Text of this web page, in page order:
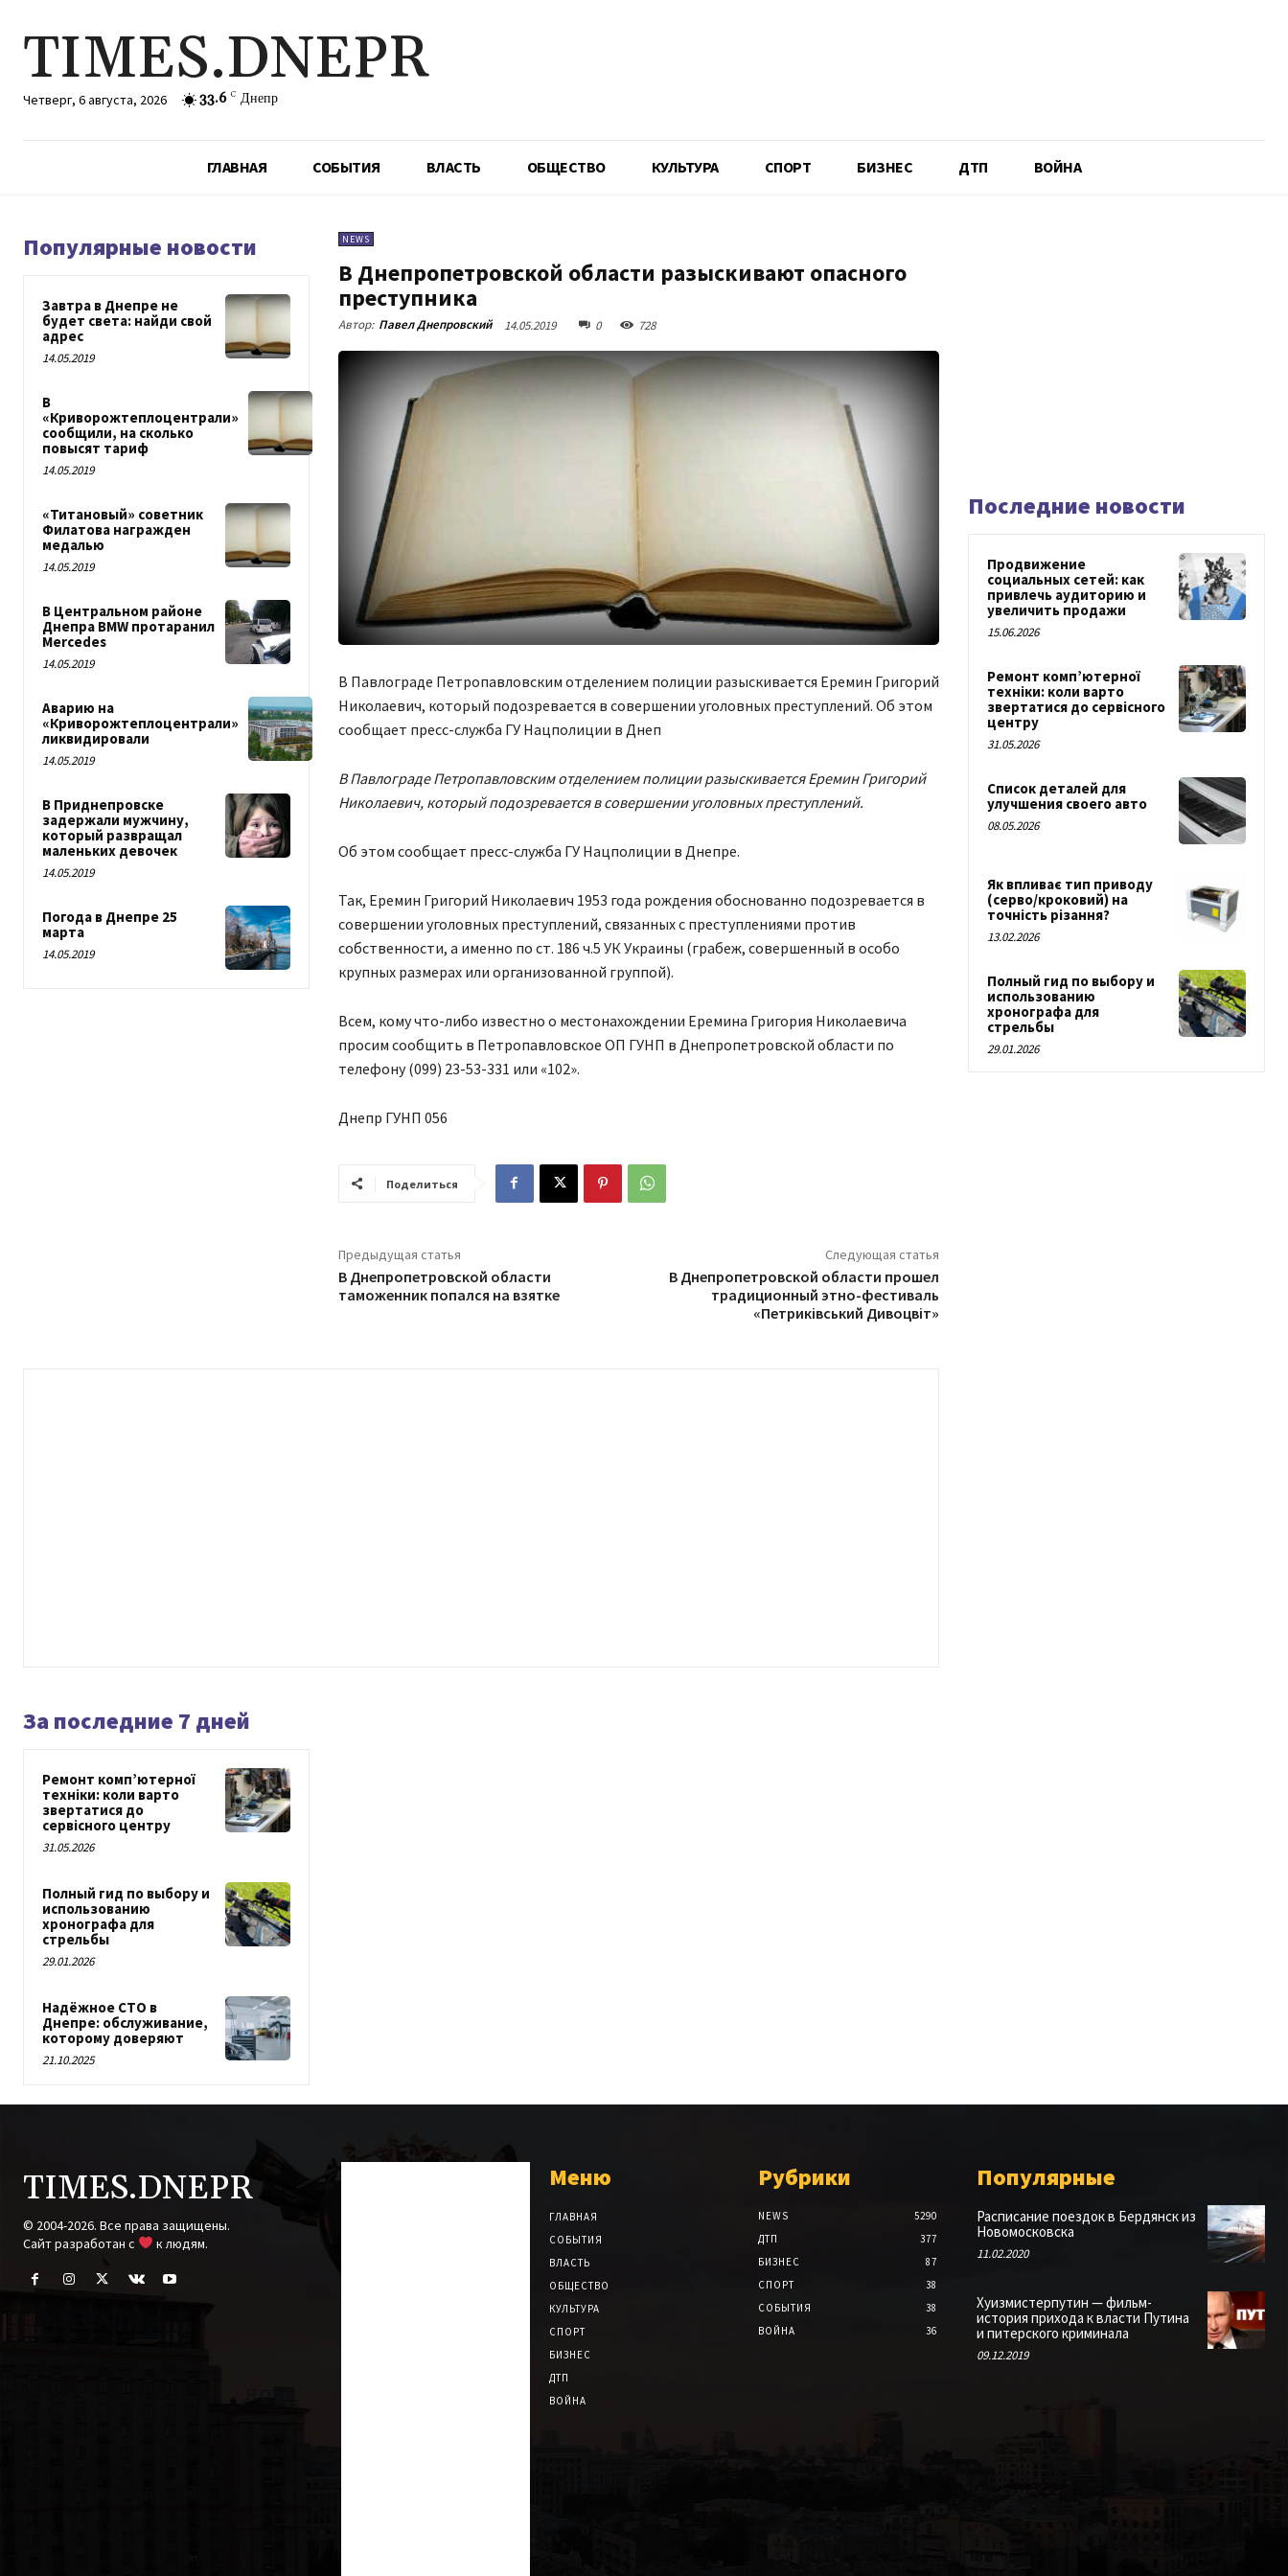
TIMES.DNEPR
Четверг, 6 августа, 2026 33.6 C Днепр
ГЛАВНАЯ СОБЫТИЯ ВЛАСТЬ ОБЩЕСТВО КУЛЬТУРА СПОРТ БИЗНЕС ДТП ВОЙНА
Популярные новости
Завтра в Днепре не
будет света: найди свой
адрес
14.05.2019
В
«Криворожтеплоцентрали»
сообщили, на сколько
повысят тариф
14.05.2019
«Титановый» советник
Филатова награжден
медалью
14.05.2019
В Центральном районе
Днепра BMW протаранил
Mercedes
14.05.2019
Аварию на
«Криворожтеплоцентрали»
ликвидировали
14.05.2019
В Приднепровске
задержали мужчину,
который развращал
маленьких девочек
14.05.2019
Погода в Днепре 25
марта
14.05.2019
NEWS
В Днепропетровской области разыскивают опасного
преступника
Автор: Павел Днепровский 14.05.2019 0 728
В Павлограде Петропавловским отделением полиции разыскивается Еремин Григорий
Николаевич, который подозревается в совершении уголовных преступлений. Об этом
сообщает пресс-служба ГУ Нацполиции в Днеп
В Павлограде Петропавловским отделением полиции разыскивается Еремин Григорий
Николаевич, который подозревается в совершении уголовных преступлений.
Об этом сообщает пресс-служба ГУ Нацполиции в Днепре.
Так, Еремин Григорий Николаевич 1953 года рождения обоснованно подозревается в
совершении уголовных преступлений, связанных с преступлениями против
собственности, а именно по ст. 186 ч.5 УК Украины (грабеж, совершенный в особо
крупных размерах или организованной группой).
Всем, кому что-либо известно о местонахождении Еремина Григория Николаевича
просим сообщить в Петропавловское ОП ГУНП в Днепропетровской области по
телефону (099) 23-53-331 или «102».
Днепр ГУНП 056
Поделиться
Предыдущая статья
В Днепропетровской области
таможенник попался на взятке
Следующая статья
В Днепропетровской области прошел
традиционный этно-фестиваль
«Петриківський Дивоцвіт»
За последние 7 дней
Ремонт комп’ютерної
техніки: коли варто
звертатися до
сервісного центру
31.05.2026
Полный гид по выбору и
использованию
хронографа для
стрельбы
29.01.2026
Надёжное СТО в
Днепре: обслуживание,
которому доверяют
21.10.2025
Последние новости
Продвижение
социальных сетей: как
привлечь аудиторию и
увеличить продажи
15.06.2026
Ремонт комп’ютерної
техніки: коли варто
звертатися до сервісного
центру
31.05.2026
Список деталей для
улучшения своего авто
08.05.2026
Як впливає тип приводу
(серво/кроковий) на
точність різання?
13.02.2026
Полный гид по выбору и
использованию
хронографа для
стрельбы
29.01.2026
TIMES.DNEPR
© 2004-2026. Все права защищены.
Cайт разработан с
к людям.
Меню
ГЛАВНАЯ
СОБЫТИЯ
ВЛАСТЬ
ОБЩЕСТВО
КУЛЬТУРА
СПОРТ
БИЗНЕС
ДТП
ВОЙНА
Рубрики
NEWS
5290
ДТП
377
БИЗНЕС
87
СПОРТ
38
СОБЫТИЯ
38
ВОЙНА
36
Популярные
Расписание поездок в Бердянск из
Новомосковска
11.02.2020
Хуизмистерпутин — фильм-
история прихода к власти Путина
и питерского криминала
09.12.2019